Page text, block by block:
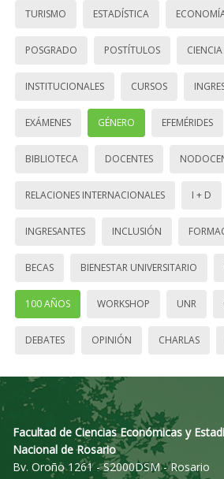
TURISMO ESTADÍSTICA
POSGRADO POSTÍTULOS
INSTITUCIONALES CURSOS
EXÁMENES GÉNERO EFEMÉRIDES
BIBLIOTECA DOCENTES
RELACIONES INTERNACIONALES I + D
INGRESANTES INCLUSIÓN
BECAS BIENESTAR UNIVERSITARIO
100 AÑOS WORKSHOP UNR
DEBATES OPINIÓN CHARLAS
Facultad de Ciencias Económicas y
Nacional de Rosario
Bv. Oroño 1261 - S2000DSM - Rosario